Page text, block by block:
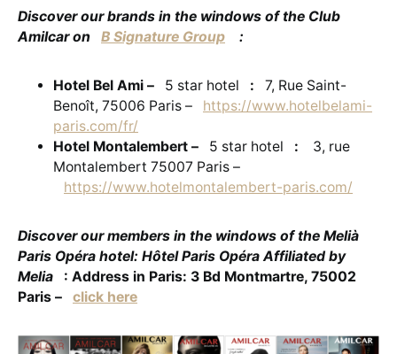
Discover our brands in the windows of the Club
Amilcar on B Signature Group :
Hotel Bel Ami – 5 star hotel : 7, Rue Saint-
Benoît, 75006 Paris – https://www.hotelbelami-
paris.com/fr/
Hotel Montalembert –
5 star hotel : 3, rue
Montalembert 75007 Paris –
https://www.hotelmontalembert-paris.com/
Discover our members in the windows of the Melià
Paris Opéra hotel: Hôtel Paris Opéra Affiliated by
Melia
: Address in Paris: 3 Bd Montmartre, 75002
Paris – click here